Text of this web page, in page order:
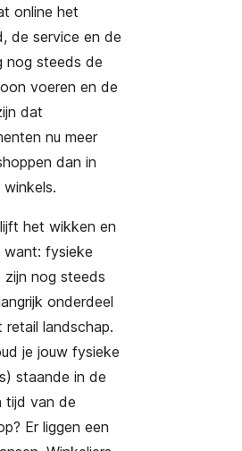
online het
de service en de
nog steeds de
voeren en de
dat
nu meer
dan in
het wikken en
want: fysieke
zijn nog steeds
onderdeel
retail landschap.
je jouw fysieke
staande in de
tijd van de
Er liggen een